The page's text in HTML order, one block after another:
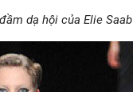
dạ hội của Elie Saab